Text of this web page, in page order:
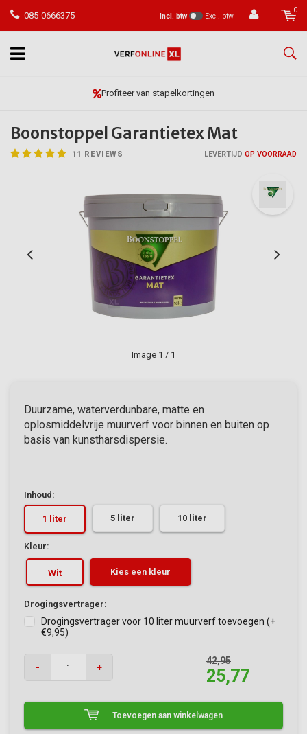
085-0666375 Incl. btw Excl. btw
0
Vóór 23:59 besteld, morgen in huis*
Boonstoppel Garantietex Mat
11 REVIEWS LEVERTIJD OP VOORRAAD
Image 1 / 1
Duurzame, waterverdunbare, matte en
oplosmiddelvrije muurverf voor binnen en buiten op
basis van kunstharsdispersie.
Inhoud:
1 liter 5 liter 10 liter
Kleur:
Wit Kies een kleur
Drogingsvertrager:
Drogingsvertrager voor 10 liter muurverf toevoegen (+
€9,95)
- +
42,95
25,77
Toevoegen aan winkelwagen